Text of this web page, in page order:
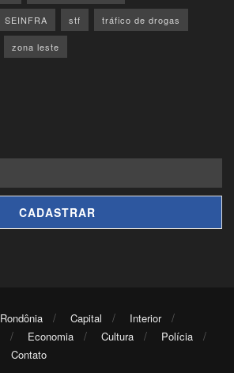
SEINFRA stf tráfico de drogas
zona leste
Rondônia Capital
Interior
Economia Cultura
Polícia
Contato